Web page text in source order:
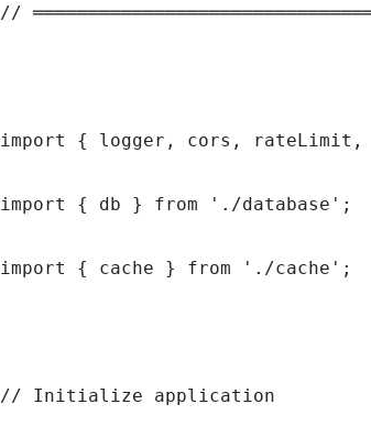
//
import { logger, cors, rateLimit,
import { db } from './database';
import { cache } from './cache';
// Initialize application